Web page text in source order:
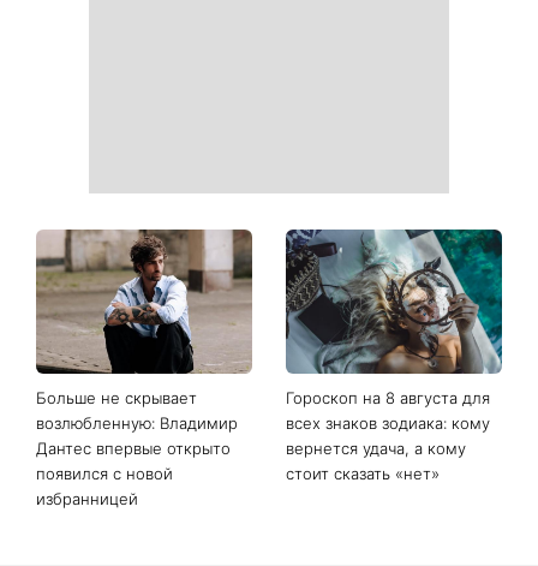
Больше не скрывает
возлюбленную: Владимир
Дантес впервые открыто
появился с новой
избранницей
Гороскоп на 8 августа для
всех знаков зодиака: кому
вернется удача, а кому
стоит сказать «нет»